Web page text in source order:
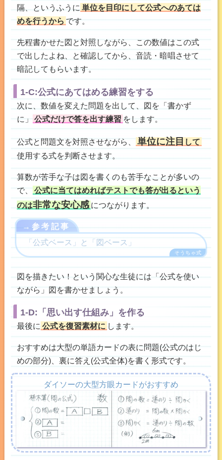
隔、というふうに 単位を目印にして公式へのあては
めを行うから です。
先程書かせた図と対照しながら、この数値はこの式
で出したよね、と確認してから、音読・暗唱させて
暗記してもらいます。
1-C:公式にあてはめる練習をする
次に、数値を変えた問題を出して、図を「書かず
に」
公式だけで答を出す練習 をします。
公式と問題文を対照させながら、 単位に注目 して
使用する式を判断させます。
算数が苦手な子は図を書くのも苦手なことが多いの
で、
公式に当てはめればテストでも答が出るという
のは非常な安心感 につながります。
→参考記事
「公式ベース」と「図ベース」
図を描きたい！という関心な生徒には「公式を使い
ながら」図を書かせましょう。
1-D:「思い出す仕組み」を作る
最後に 公式を復習素材に します。
おすすめは大型の単語カードの表に問題(公式のはじ
めの部分)、裏に答え(公式全体)を書く形式です。
ダイソーの大型方眼カードがおすすめ